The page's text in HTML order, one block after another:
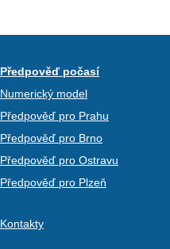
Předpověď počasí
Numerický model
Předpověď pro Prahu
Předpověď pro Brno
Předpověď pro Ostravu
Předpověď pro Plzeň
Kontakty